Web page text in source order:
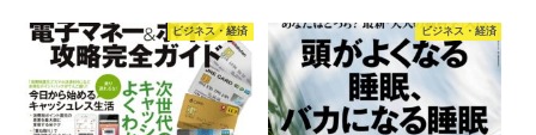
ビジネス・経済 ビジネス・経済